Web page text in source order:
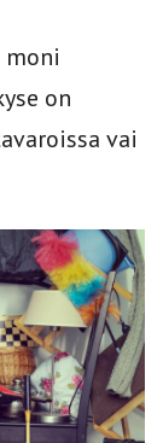
moni
on
vai